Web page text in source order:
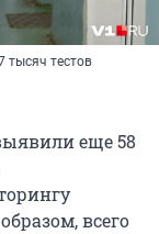
тысяч тестов
еще 58
всего